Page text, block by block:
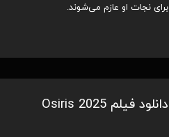
برای نجات او عازم می‌شوند.
دانلود فیلم Osiris 2025